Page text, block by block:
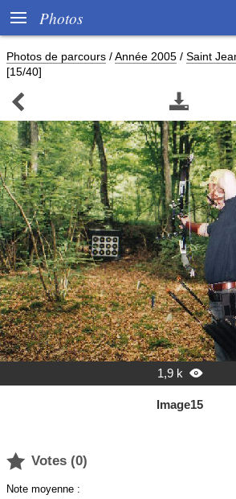
 Photos
Photos de parcours /Année 2005 / Saint
[15/40]
 
1,9 k 
Image15
 Votes (0)
Note moyenne :